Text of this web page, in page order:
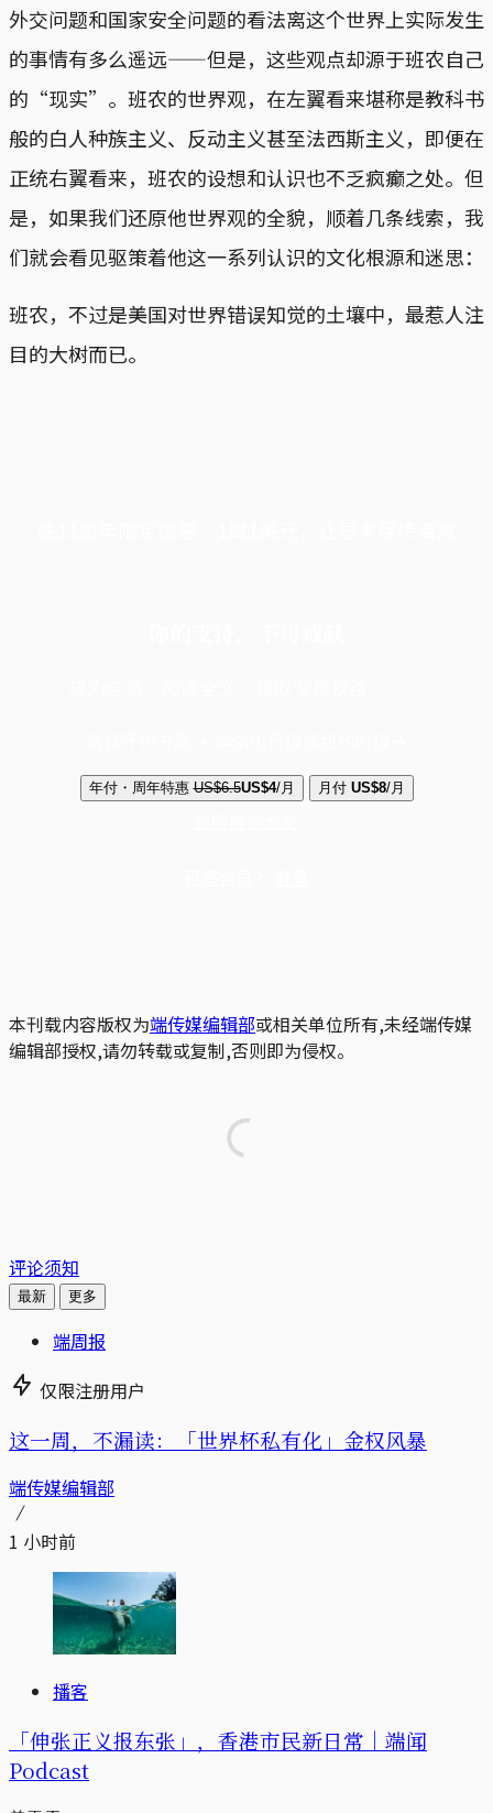
外交问题和国家安全问题的看法离这个世界上实际发生
的事情有多么遥远——但是，这些观点却源于班农自己
的“现实”。班农的世界观，在左翼看来堪称是教科书
般的白人种族主义、反动主义甚至法西斯主义，即便在
正统右翼看来，班农的设想和认识也不乏疯癫之处。但
是，如果我们还原他世界观的全貌，顺着几条线索，我
们就会看见驱策着他这一系列认识的文化根源和迷思：
班农，不过是美国对世界错误知觉的土壤中，最惹人注
目的大树而已。
年付・周年特惠 US$6.5US$4/月 月付 US$8/月
本刊载内容版权为端传媒编辑部或相关单位所有,未经端传媒
编辑部授权,请勿转载或复制,否则即为侵权。
评论须知
最新 更多
端周报
仅限注册用户
这一周，不漏读：「世界杯私有化」金权风暴
端传媒编辑部
1 小时前
播客
「伸张正义报东张」，香港市民新日常｜端闻
Podcast